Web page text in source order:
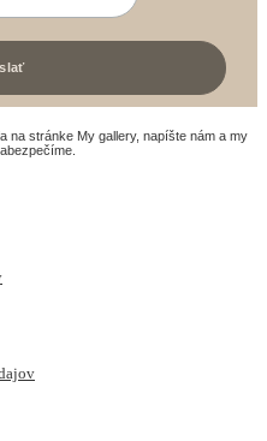
na stránke My gallery, napíšte nám a my